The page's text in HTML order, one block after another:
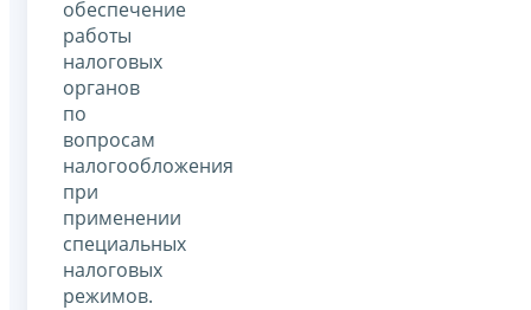
обеспечение
работы
налоговых
органов
по
вопросам
налогообложения
при
применении
специальных
налоговых
режимов.